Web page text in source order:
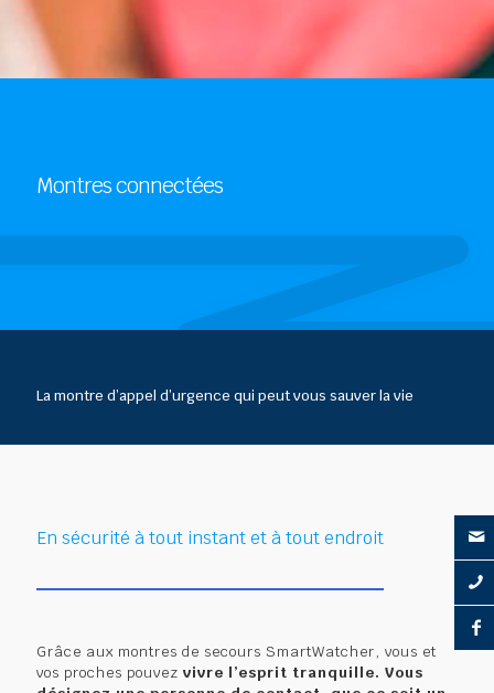
Montres connectées
La montre d’appel d’urgence qui peut vous sauver la vie
En sécurité à tout instant et à tout endroit
Grâce aux montres de secours SmartWatcher, vous et
vos proches pouvez vivre l’esprit tranquille. Vous